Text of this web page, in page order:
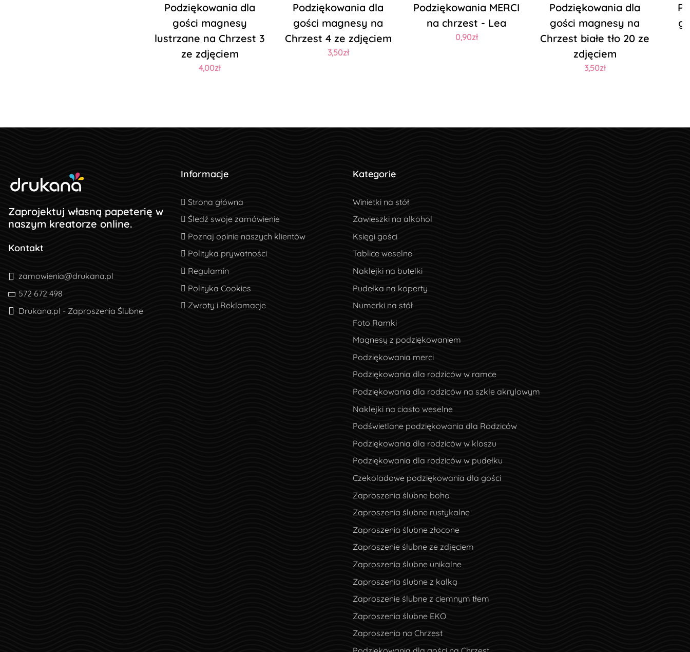
Podziękowania dla
gości magnesy
lustrzane na Chrzest 3
ze zdjęciem
4,00zł
Podziękowania dla
gości magnesy na
Chrzest 4 ze zdjęciem
3,50zł
Podziękowania MERCI
na chrzest - Lea
0,90zł
Podziękowania dla
gości magnesy na
Chrzest białe tło 20 ze
zdjęciem
3,50zł
Zaprojektuj własną papeterię w
naszym kreatorze online.
Kontakt
zamowienia@drukana.pl
572 672 498
Drukana.pl - Zaproszenia Ślubne
Informacje
Strona główna
Strona główna
Śledź swoje zamówienie
Śledź swoje zamówienie
Poznaj opinie naszych klientów
Poznaj opinie naszych klientów
Polityka prywatności
Polityka prywatności
Regulamin
Regulamin
Polityka Cookies
Polityka Cookies
Zwroty i Reklamacje
Zwroty i Reklamacje
Kategorie
Winietki na stół
Zawieszki na alkohol
Księgi gości
Tablice weselne
Naklejki na butelki
Pudełka na koperty
Numerki na stół
Foto Ramki
Magnesy z podziękowaniem
Podziękowania merci
Podziękowania dla rodziców w ramce
Podziękowania dla rodziców na szkle akrylowym
Naklejki na ciasto weselne
Podświetlane podziękowania dla Rodziców
Podziękowania dla rodziców w kloszu
Podziękowania dla rodziców w pudełku
Czekoladowe podziękowania dla gości
Zaproszenia ślubne boho
Zaproszenia ślubne rustykalne
Zaproszenia ślubne złocone
Zaproszenie ślubne ze zdjęciem
Zaproszenia ślubne unikalne
Zaproszenia ślubne z kalką
Zaproszenie ślubne z ciemnym tłem
Zaproszenia ślubne EKO
Zaproszenia na Chrzest